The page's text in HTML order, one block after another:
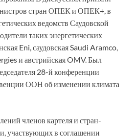
стран ОПЕК и ОПЕК+, в
ведомств Саудовской
таких энергетических
Eni, саудовская Saudi Aramco,
и австрийская OMV. Был
28-й конференции
ООН об изменении климата
членов картеля и стран-
участвующих в соглашении